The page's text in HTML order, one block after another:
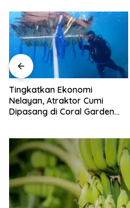
PDKT Danau Tempe :
Pendekatan Kearifan Lokal
untuk Keberlanjutan Sumber